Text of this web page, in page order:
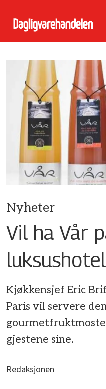
Nyheter
Vil ha Vår
Kjøkkensjef Eric
Paris vil servere
gjestene sine.
Redaksjonen